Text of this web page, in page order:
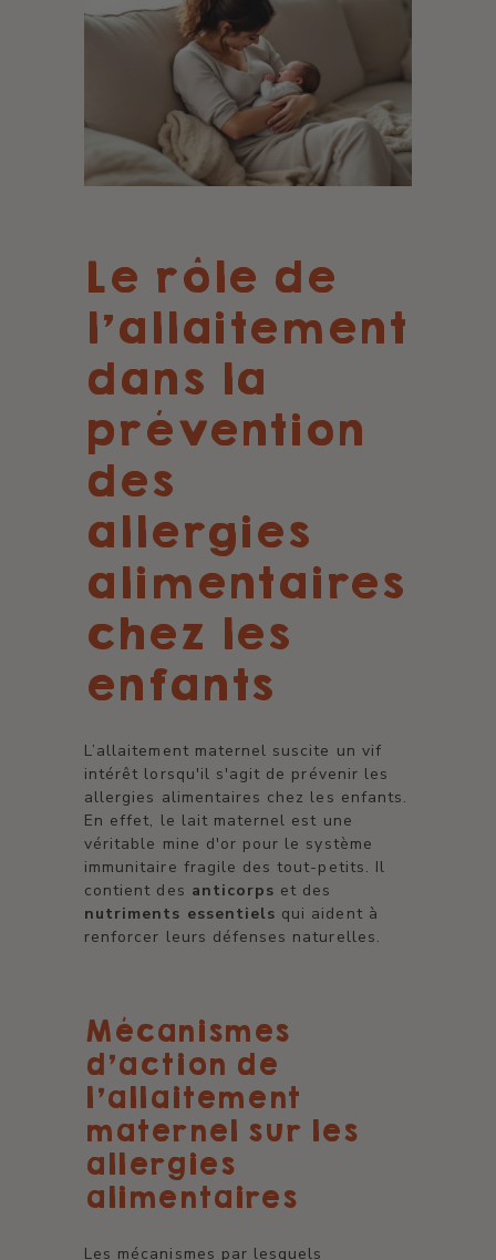
Le rôle de
l'allaitement
dans la
prévention
des
allergies
alimentaires
chez les
enfants
L’allaitement maternel suscite un vif
intérêt lorsqu'il s'agit de prévenir les
allergies alimentaires chez les enfants.
En effet, le lait maternel est une
véritable mine d'or pour le système
immunitaire fragile des tout-petits. Il
contient des anticorps et des
nutriments essentiels qui aident à
renforcer leurs défenses naturelles.
Mécanismes
d'action de
l'allaitement
maternel sur les
allergies
alimentaires
Les mécanismes par lesquels